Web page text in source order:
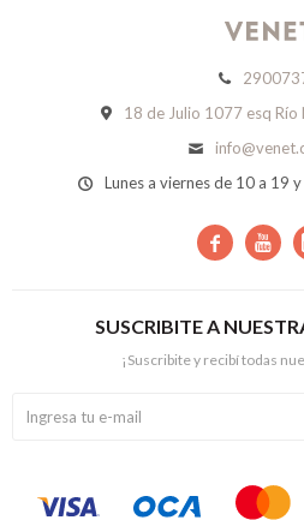
18 de Julio 1077 esq
Lunes a viernes de 10 a 19
 
SUSCRIBITE A
¡Suscribite y recibí todas